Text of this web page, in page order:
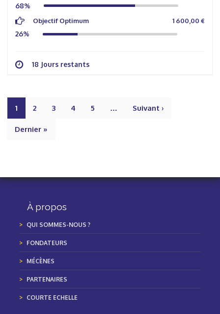
68%
Objectif Optimum 1 600,00 €
26%
18 Jours restants
1 2 3 4 5 … Suivant ›
Dernier »
À propos
QUI SOMMES-NOUS ?
FONDATEURS
MÉCÈNES
PARTENAIRES
COURTE ECHELLE